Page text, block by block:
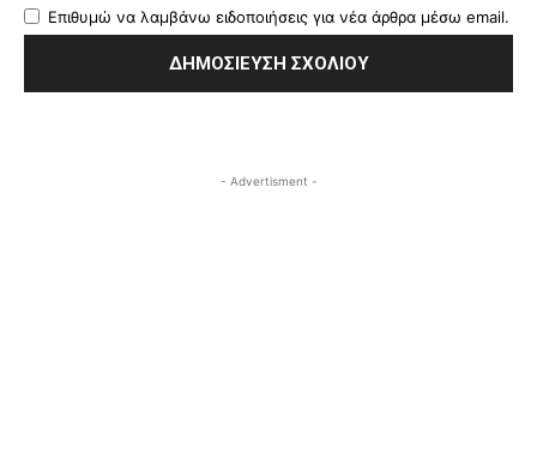
Επιθυμώ να λαμβάνω ειδοποιήσεις για νέα άρθρα μέσω email.
- Advertisment -